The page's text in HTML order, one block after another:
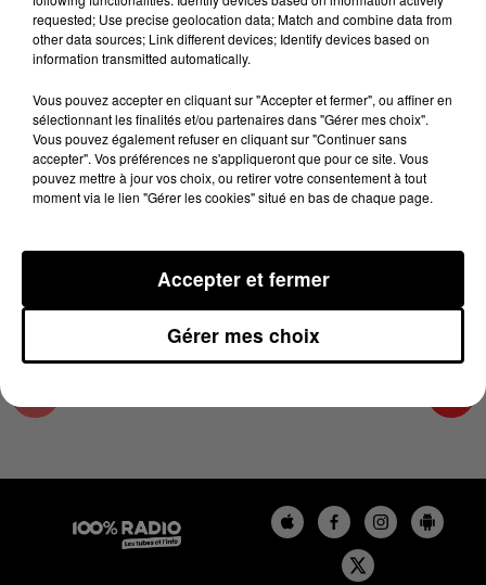
100%
100% Radio les infos des Hautes-Pyrénées
7 mai 2025 - 4 min 14 sec
LES INFOS DES HAUTES-PYRÉNÉES DU
07/05/2025 À 08H00
Podcasts infos des Hautes-Pyrénées
requested; Use precise geolocation data; Match and combine data from
other data sources; Link different devices; Identify devices based on
information transmitted automatically.
Vous pouvez accepter en cliquant sur "Accepter et fermer", ou affiner en
sélectionnant les finalités et/ou partenaires dans "Gérer mes choix".
Vous pouvez également refuser en cliquant sur "Continuer sans
accepter". Vos préférences ne s'appliqueront que pour ce site. Vous
pouvez mettre à jour vos choix, ou retirer votre consentement à tout
moment via le lien "Gérer les cookies" situé en bas de chaque page.
Gérer mes choix
Accepter et fermer